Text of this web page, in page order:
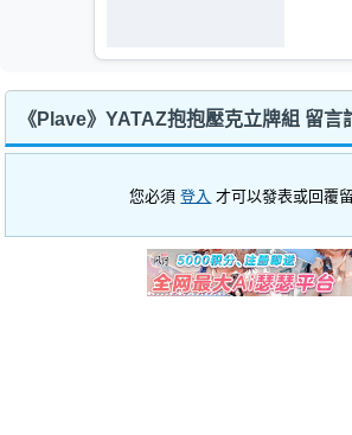
《Plave》YATAZ抱抱壓克立牌組 留言
您必須登入 才可以發表或回覆